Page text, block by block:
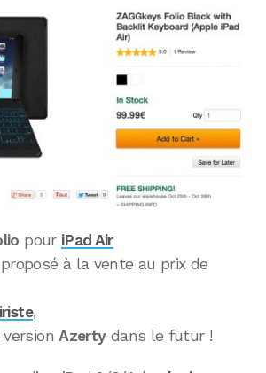
pour iPad Air
à la vente au prix de
,
versionAzertydans le futur !